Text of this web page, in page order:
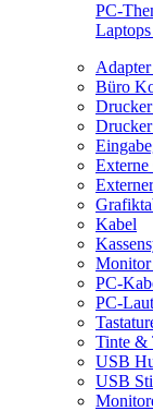
PC-
Büro
Externe
Kabel
PC-
PC-
Tinte &
USB
USB